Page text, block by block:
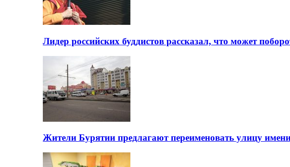
Лидер российских буддистов рассказал, что может
Жители Бурятии предлагают переименовать улицу